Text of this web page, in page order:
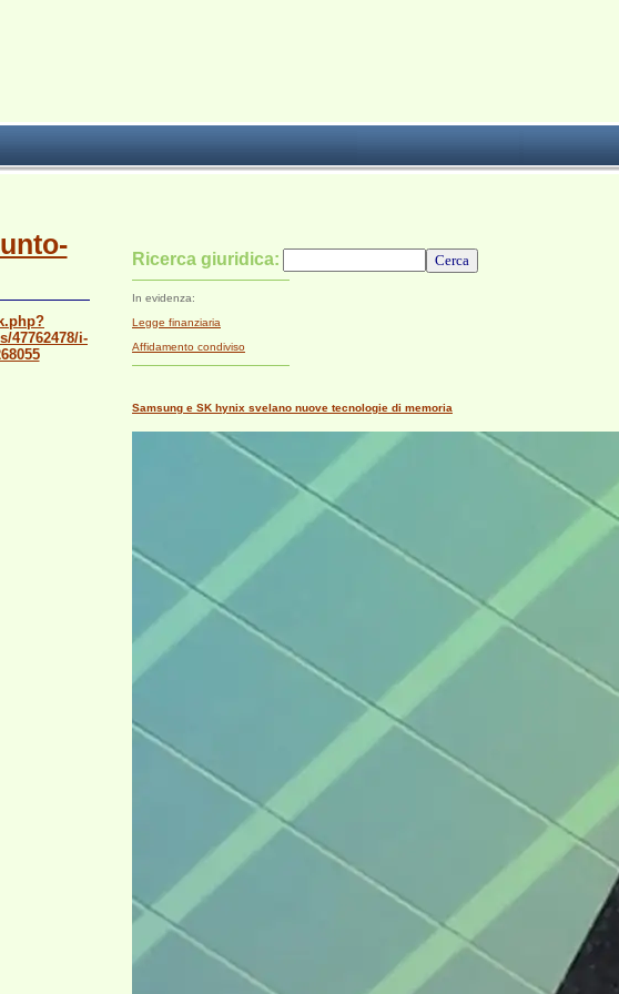
47762478/i-
Ricerca giuridica:
In evidenza:
Legge finanziaria
Affidamento condiviso
Samsung e SK hynix svelano nuove tecnologie di memoria